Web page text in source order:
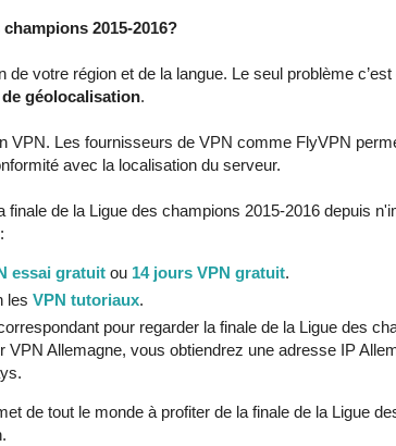
2015-2016?
votre région et de la langue. Le seul problème c’est
géolocalisation.
VPN. Les fournisseurs de VPN comme FlyVPN
avec la localisation du serveur.
de la Ligue des champions 2015-2016 depuis
essai gratuit ou 14 jours VPN gratuit.
les VPN tutoriaux.
pour regarder la finale de la Ligue des
Allemagne, vous obtiendrez une adresse IP
de tout le monde à profiter de la finale de la Ligue